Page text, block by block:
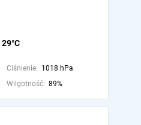
29°C
Ciśnienie: 1018 hPa
Wilgotność: 89%